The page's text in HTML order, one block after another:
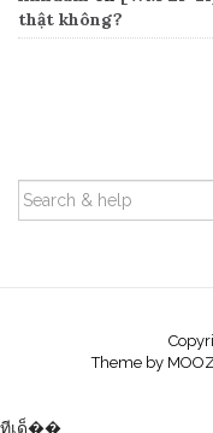
thật không?
SEARCH
FOR:
Theme by
ทีเด็��